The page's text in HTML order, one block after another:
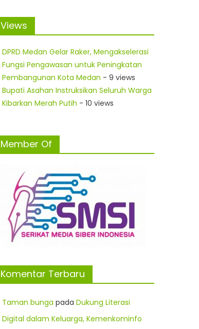
Views
DPRD Medan Gelar Raker, Mengakselerasi
Fungsi Pengawasan untuk Peningkatan
Pembangunan Kota Medan - 9 views
Bupati Asahan Instruksikan Seluruh Warga
Kibarkan Merah Putih - 10 views
Member Of
Komentar Terbaru
Taman bunga padaDukung Literasi
Digital dalam Keluarga, Kemenkominfo